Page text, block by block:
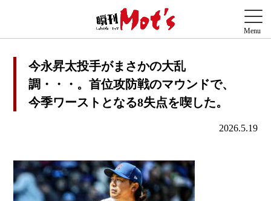
今永昇太投手がまさかの大乱
調・・・。首位攻防戦のマウンドで、
今季ワーストとなる8失点を喫した。
2026.5.19